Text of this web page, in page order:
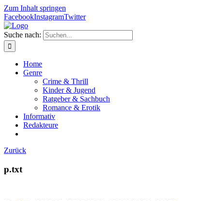
Zum Inhalt springen
FacebookInstagramTwitter
Suche nach:
Home
Genre
Crime & Thrill
Kinder & Jugend
Ratgeber & Sachbuch
Romance & Erotik
Informativ
Redakteure
Zurück
p.txt